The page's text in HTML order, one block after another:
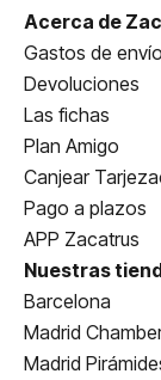
Acerca de
Gastos de envío
Devoluciones
Las fichas
Plan Amigo
Canjear
Pago a plazos
APP Zacatrus
Nuestras
Barcelona
Madrid
Madrid